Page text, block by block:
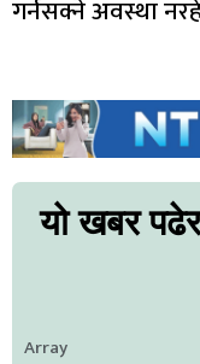
गर्नसक्ने अवस्था
यो खबर
Array